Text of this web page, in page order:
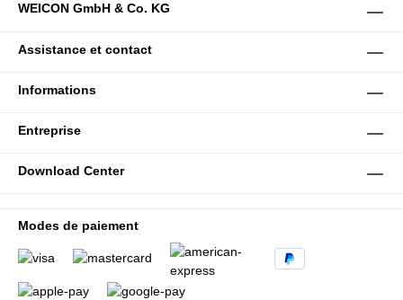
WEICON GmbH & Co. KG
Assistance et contact
Informations
Entreprise
Download Center
Modes de paiement